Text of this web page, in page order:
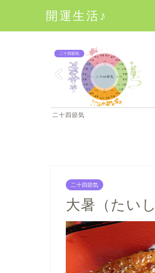
開運生活♪
二十四節気
二十四節気
二十四節気
大暑（たい